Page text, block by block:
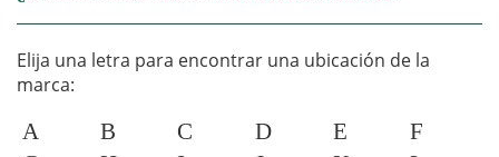
Elija una letra para encontrar una ubicación de la
marca:
A B C D E
F